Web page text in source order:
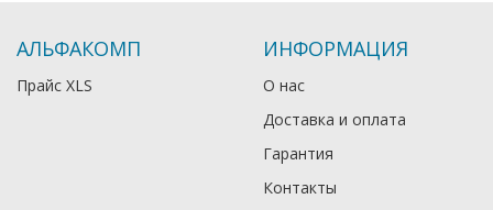
АЛЬФАКОМП
Прайс XLS
ИНФОРМАЦИЯ
О нас
Доставка и оплата
Гарантия
Контакты